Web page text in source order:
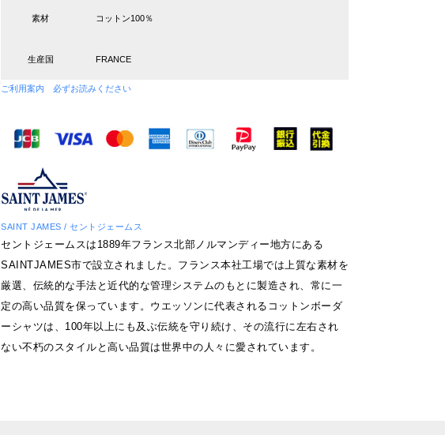
素材 コットン100％
生産国 FRANCE
ご利用案内 必ずお読みください
SAINT JAMES / セントジェームス
セントジェームスは1889年フランス北部ノルマンディー地方にある
SAINTJAMES市で設立されました。フランス本社工場では上質な素材を
厳選、伝統的な手法と近代的な管理システムのもとに製造され、常に一
定の高い品質を保っています。ウエッソンに代表されるコットンボーダ
ーシャツは、100年以上にも及ぶ伝統を守り続け、その流行に左右され
ない不朽のスタイルと高い品質は世界中の人々に愛されています。